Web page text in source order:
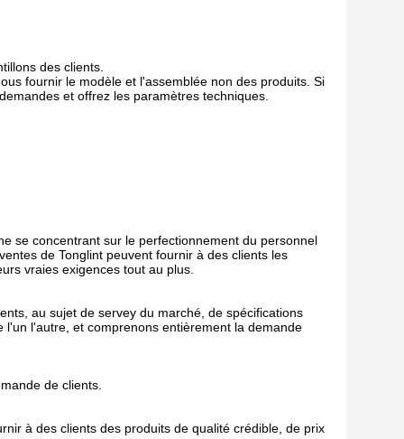
des clients.
fournir le modèle et l'assemblée non des produits. Si
et offrez les paramètres techniques.
se concentrant sur le perfectionnement du personnel
de Tonglint peuvent fournir à des clients les
vraies exigences tout au plus.
au sujet de servey du marché, de spécifications
l'autre, et comprenons entièrement la demande
de clients.
à des clients des produits de qualité crédible, de prix